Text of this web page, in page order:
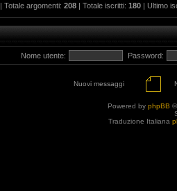
| Totale argomenti: 208 | Totale iscritti: 180 | Ultimo
Nome utente: Password:
Nuovi messaggi
Powered by phpBB
Traduzione Italiana